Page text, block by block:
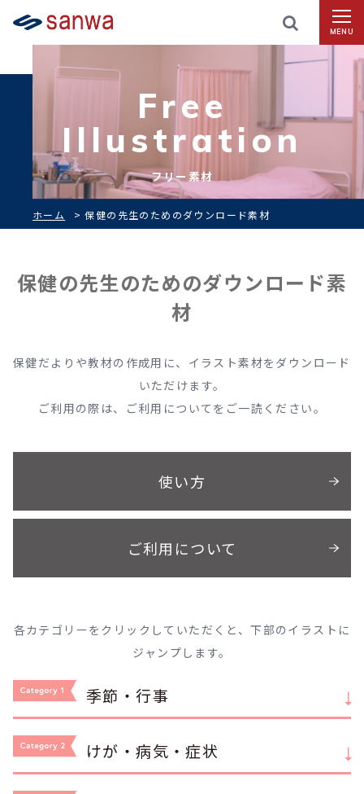
MENU
Free
Illustration
フリー素材
ホーム >保健の先生のためのダウンロード素材
保健の先生のためのダウンロード素
材
保健だよりや教材の作成用に、イラスト素材をダウンロード
いただけます。
ご利用の際は、ご利用についてをご一読ください。
使い方
ご利用について
各カテゴリーをクリックしていただくと、下部のイラストに
ジャンプします。
季節・行事
けが・病気・症状